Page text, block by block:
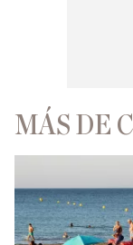
MÁS DE